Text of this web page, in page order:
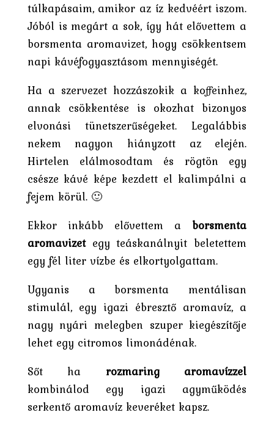
túlkapásaim, amikor az íz kedvéért iszom.
Jóból is megárt a sok, így hát elővettem a
borsmenta aromavizet, hogy csökkentsem
napi kávéfogyasztásom mennyiségét.
Ha a szervezet hozzászokik a koffeinhez,
annak csökkentése is okozhat bizonyos
elvonási tünetszerűségeket. Legalábbis
nekem nagyon hiányzott az elején.
Hirtelen elálmosodtam és rögtön egy
csésze kávé képe kezdett el kalimpálni a
fejem körül. 🙂
Ekkor inkább elővettem a borsmenta
aromavizetegy teáskanálnyit beletettem
egy fél liter vízbe és elkortyolgattam.
Ugyanis a borsmenta mentálisan
stimulál, egy igazi ébresztő aromavíz, a
nagy nyári melegben szuper kiegészítője
lehet egy citromos limonádénak.
Sőt ha rozmaring aromavízzel
kombinálod egy igazi agyműködés
serkentő aromavíz keveréket kapsz.